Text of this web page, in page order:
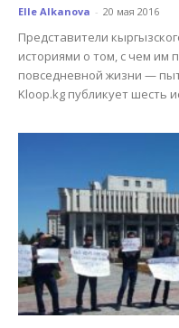
Elle Alkanova - 20 мая 2016
Представители
историями о том, с чем им
повседневной жизни —
Kloop.kg публикует шесть